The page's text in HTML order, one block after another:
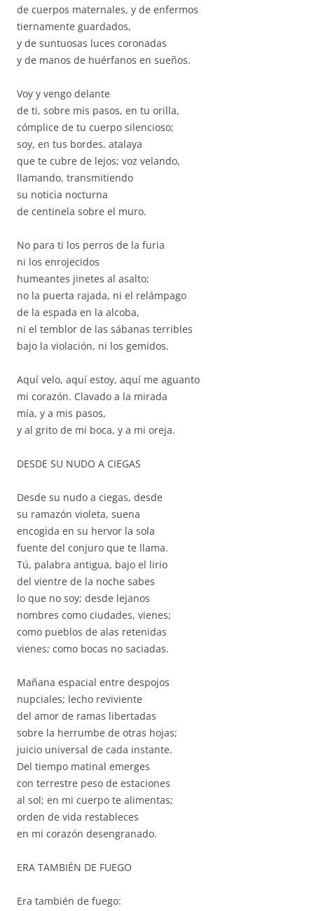
de cuerpos maternales, y de enfermos
tiernamente guardados,
y de suntuosas luces coronadas
y de manos de huérfanos en sueños.
Voy y vengo delante
de ti, sobre mis pasos, en tu orilla,
cómplice de tu cuerpo silencioso;
soy, en tus bordes, atalaya
que te cubre de lejos; voz velando,
llamando, transmitiendo
su noticia nocturna
de centinela sobre el muro.
No para ti los perros de la furia
ni los enrojecidos
humeantes jinetes al asalto;
no la puerta rajada, ni el relámpago
de la espada en la alcoba,
ni el temblor de las sábanas terribles
bajo la violación, ni los gemidos.
Aquí velo, aquí estoy, aquí me aguanto
mi corazón. Clavado a la mirada
mía, y a mis pasos,
y al grito de mi boca, y a mi oreja.
DESDE SU NUDO A CIEGAS
Desde su nudo a ciegas, desde
su ramazón violeta, suena
encogida en su hervor la sola
fuente del conjuro que te llama.
Tú, palabra antigua, bajo el lirio
del vientre de la noche sabes
lo que no soy; desde lejanos
nombres como ciudades, vienes;
como pueblos de alas retenidas
vienes; como bocas no saciadas.
Mañana espacial entre despojos
nupciales; lecho reviviente
del amor de ramas libertadas
sobre la herrumbe de otras hojas;
juicio universal de cada instante.
Del tiempo matinal emerges
con terrestre peso de estaciones
al sol; en mi cuerpo te alimentas;
orden de vida restableces
en mi corazón desengranado.
ERA TAMBIÉN DE FUEGO
Era también de fuego: